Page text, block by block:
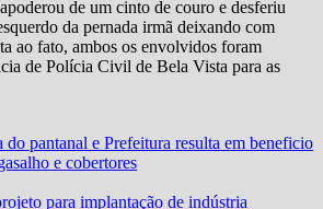
de um cinto de couro e desferiu
da pernada irmã deixando com
ao fato, ambos os envolvidos foram
de Polícia Civil de Bela Vista para as
do pantanal e Prefeitura resulta em beneficio
e cobertores
para implantação de indústria